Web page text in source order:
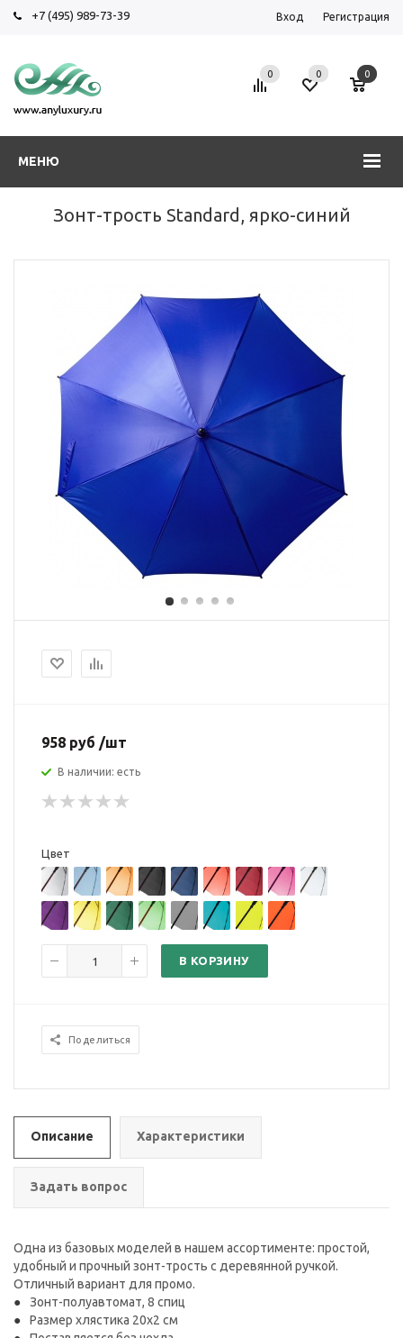
+7 (495) 989-73-39 Вход Регистрация
МЕНЮ
0 0 0
Зонт-трость Standard, ярко-синий
958 руб /шт
В наличии: есть
Цвет
В КОРЗИНУ
Поделиться
Описание Характеристики
Задать вопрос
Одна из базовых моделей в нашем ассортименте: простой,
удобный и прочный зонт-трость с деревянной ручкой.
Отличный вариант для промо.
Зонт-полуавтомат, 8 спиц
Размер хлястика 20х2 см